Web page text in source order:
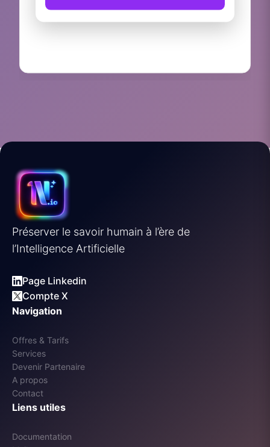
Préserver le savoir humain à l’ère de
l’Intelligence Artificielle
Page Linkedin
Compte X
Navigation
Offres & Tarifs
Services
Devenir Partenaire
A propos
Contact
Liens utiles
Documentation